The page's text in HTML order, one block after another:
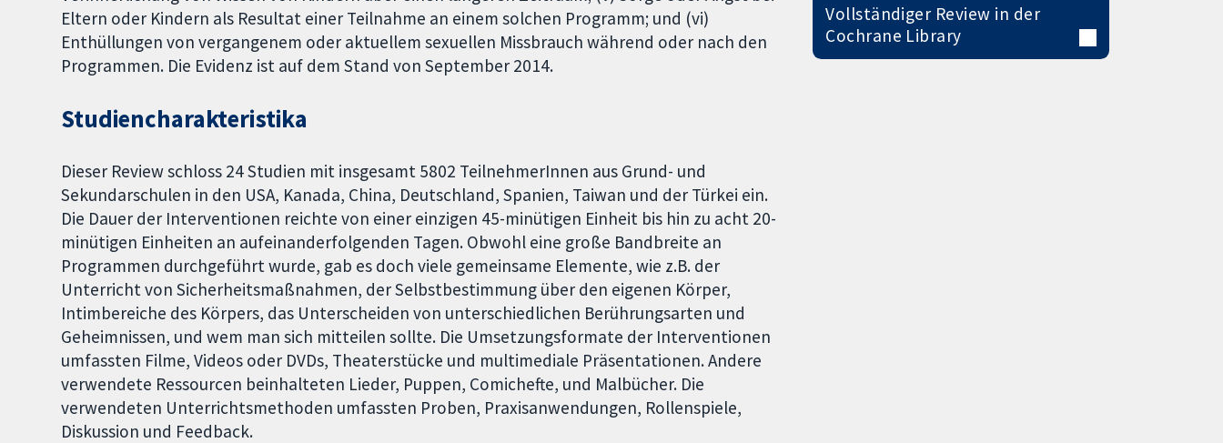
Eltern oder Kindern als Resultat einer Teilnahme an einem solchen Programm; und (vi)
Enthüllungen von vergangenem oder aktuellem sexuellen Missbrauch während oder nach den
Programmen. Die Evidenz ist auf dem Stand von September 2014.
Studiencharakteristika
Dieser Review schloss 24 Studien mit insgesamt 5802 TeilnehmerInnen aus Grund- und
Sekundarschulen in den USA, Kanada, China, Deutschland, Spanien, Taiwan und der Türkei ein.
Die Dauer der Interventionen reichte von einer einzigen 45-minütigen Einheit bis hin zu acht 20-
minütigen Einheiten an aufeinanderfolgenden Tagen. Obwohl eine große Bandbreite an
Programmen durchgeführt wurde, gab es doch viele gemeinsame Elemente, wie z.B. der
Unterricht von Sicherheitsmaßnahmen, der Selbstbestimmung über den eigenen Körper,
Intimbereiche des Körpers, das Unterscheiden von unterschiedlichen Berührungsarten und
Geheimnissen, und wem man sich mitteilen sollte. Die Umsetzungsformate der Interventionen
umfassten Filme, Videos oder DVDs, Theaterstücke und multimediale Präsentationen. Andere
verwendete Ressourcen beinhalteten Lieder, Puppen, Comichefte, und Malbücher. Die
verwendeten Unterrichtsmethoden umfassten Proben, Praxisanwendungen, Rollenspiele,
Diskussion und Feedback.
Vollständiger Review in der
Cochrane Library